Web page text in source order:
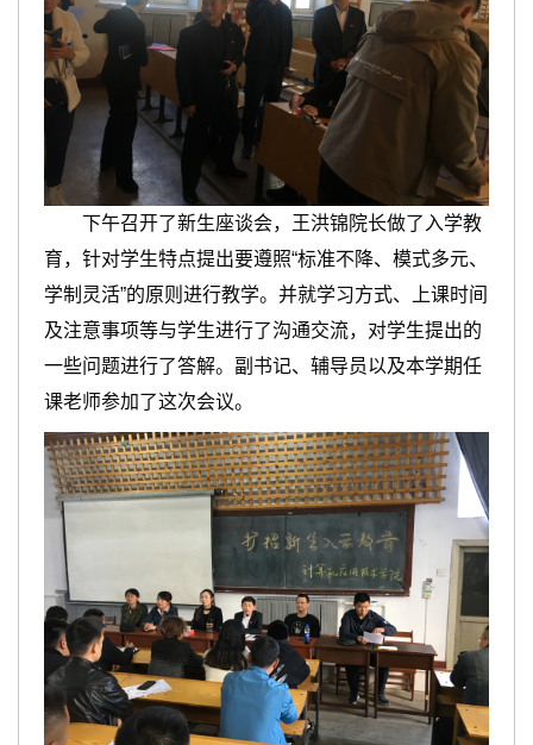
下午召开了新生座谈会，王洪锦院长做了入学教
育，针对学生特点提出要遵照“标准不降、模式多元、
学制灵活”的原则进行教学。并就学习方式、上课时间
及注意事项等与学生进行了沟通交流，对学生提出的
一些问题进行了答解。副书记、辅导员以及本学期任
课老师参加了这次会议。